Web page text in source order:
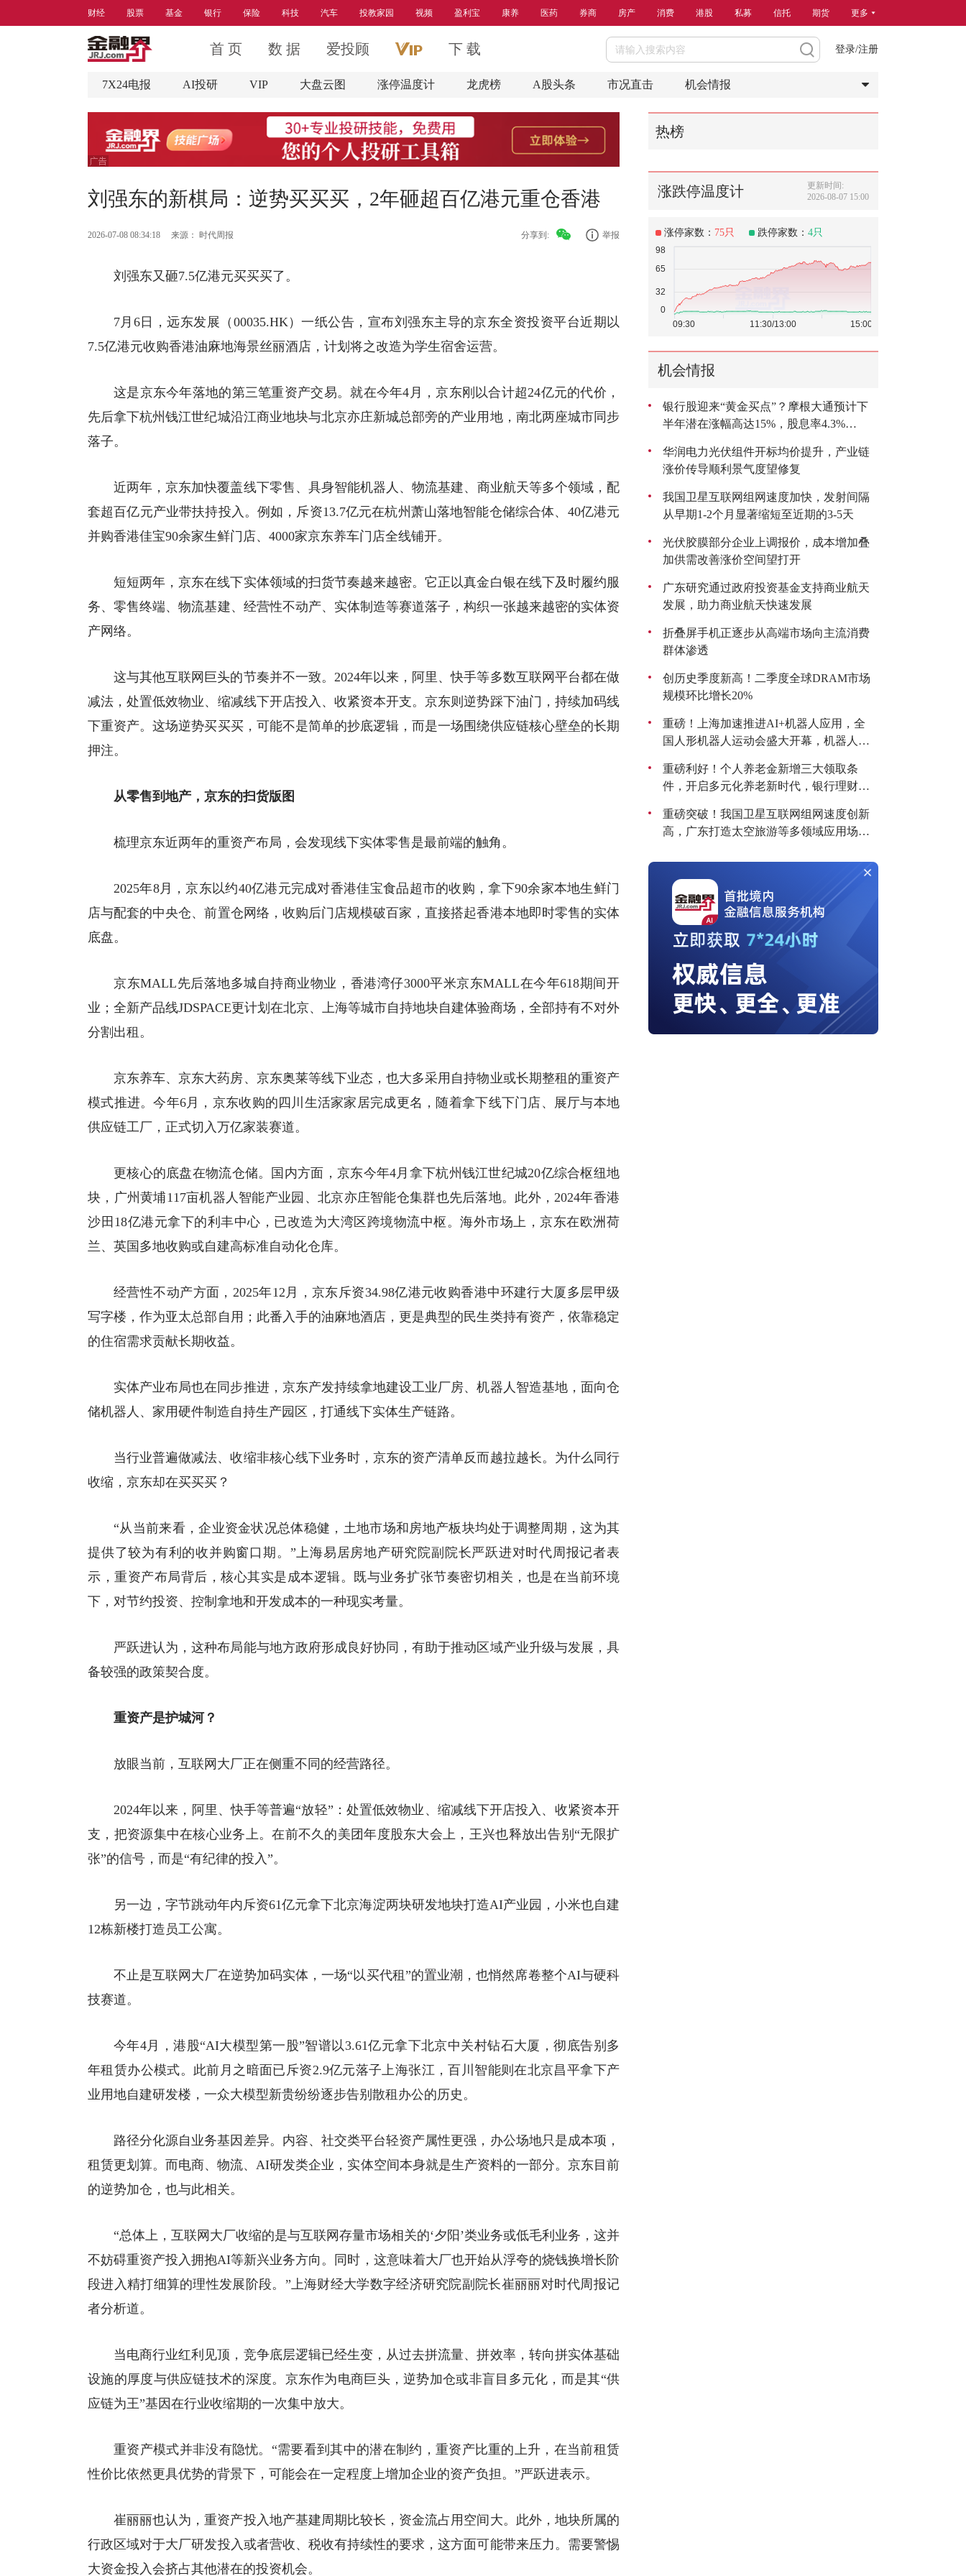
财经 股票 基金 银行 保险 科技 汽车 投教家园 视频 盈利宝 康养 医药 券商 房产 消费 港股 私募 信托 期货 更多
首 页 数 据 爱投顾 下 载 登录/注册
7X24电报 AI投研 VIP 大盘云图 涨停温度计 龙虎榜 A股头条 市况直击 机会情报
刘强东的新棋局：逆势买买买，2年砸超百亿港元重仓香港
2026-07-08 08:34:18 来源： 时代周报 分享到: 举报
刘强东又砸7.5亿港元买买买了。
7月6日，远东发展（00035.HK）一纸公告，宣布刘强东主导的京东全资投资平台近期以
7.5亿港元收购香港油麻地海景丝丽酒店，计划将之改造为学生宿舍运营。
这是京东今年落地的第三笔重资产交易。就在今年4月，京东刚以合计超24亿元的代价，
先后拿下杭州钱江世纪城沿江商业地块与北京亦庄新城总部旁的产业用地，南北两座城市同步
落子。
近两年，京东加快覆盖线下零售、具身智能机器人 、物流基建、 商业航天等多个领域，配
套超百亿元产业带扶持投入。例如，斥资13.7亿元在杭州萧山落地智能仓储综合体、40亿港元
并购香港佳宝90余家生鲜门店、4000家京东养车门店全线铺开。
短短两年，京东在线下实体领域的扫货节奏越来越密。它正以真金白银在线下及时履约服
务、零售终端、物流基建、经营性不动产、实体制造等赛道落子，构织一张越来越密的实体资
产网络。
这与其他互联网巨头的节奏并不一致。2024年以来，阿里、快手等多数互联网平台都在做
减法，处置低效物业、缩减线下开店投入、收紧资本开支。京东则逆势踩下油门，持续加码线
下重资产。这场逆势买买买，可能不是简单的抄底逻辑，而是一场围绕供应链核心壁垒的长期
押注。
从零售到地产，京东的扫货版图
梳理京东近两年的重资产布局，会发现线下实体零售是最前端的触角。
2025年8月，京东以约40亿港元完成对香港佳宝食品超市的收购，拿下90余家本地生鲜门
店与配套的中央仓、前置仓网络，收购后门店规模破百家，直接搭起香港本地即时零售的实体
底盘。
京东MALL先后落地多城自持商业物业，香港湾仔3000平米京东MALL在今年618期间开
业；全新产品线JDSPACE更计划在北京、上海等城市自持地块自建体验商场，全部持有不对外
分割出租。
京东养车、京东大药房、京东奥莱等线下业态，也大多采用自持物业或长期整租的重资产
模式推进。今年6月，京东收购的四川生活家家居完成更名，随着拿下线下门店、展厅与本地
供应链工厂，正式切入万亿家装赛道。
更核心的底盘在物流仓储。国内方面，京东今年4月拿下杭州钱江世纪城20亿综合枢纽地
块，广州黄埔117亩机器人智能产业园、北京亦庄智能仓集群也先后落地。此外，2024年香港
沙田18亿港元拿下的利丰中心，已改造为大湾区 跨境物流中枢。海外市场上，京东在欧洲荷
兰、英国多地收购或自建高标准自动化仓库。
经营性不动产方面，2025年12月，京东斥资34.98亿港元收购香港中环建行大厦多层甲级
写字楼，作为亚太总部自用；此番入手的油麻地酒店，更是典型的民生类持有资产，依靠稳定
的住宿需求贡献长期收益。
实体产业布局也在同步推进，京东产发持续拿地建设工业厂房、机器人智造基地，面向仓
储机器人、家用硬件制造自持生产园区，打通线下实体生产链路。
当行业普遍做减法、收缩非核心线下业务时，京东的资产清单反而越拉越长。为什么同行
收缩，京东却在买买买？
“从当前来看，企业资金状况总体稳健，土地市场和 房地产板块均处于调整周期，这为其
提供了较为有利的收并购窗口期。”上海易居房地产研究院副院长严跃进对时代周报记者表
示，重资产布局背后，核心其实是成本逻辑。既与业务扩张节奏密切相关，也是在当前环境
下，对节约投资、控制拿地和开发成本的一种现实考量。
严跃进认为，这种布局能与地方政府形成良好协同，有助于推动区域产业升级与发展，具
备较强的政策契合度。
重资产是护城河？
放眼当前，互联网大厂正在侧重不同的经营路径。
2024年以来，阿里、快手等普遍“放轻”：处置低效物业、缩减线下开店投入、收紧资本开
支，把资源集中在核心业务上。在前不久的美团年度股东大会上，王兴也释放出告别“无限扩
张”的信号，而是“有纪律的投入”。
另一边，字节跳动年内斥资61亿元拿下北京海淀两块研发地块打造AI产业园，小米也自建
12栋新楼打造员工公寓。
不止是互联网大厂在逆势加码实体，一场“以买代租”的置业潮，也悄然席卷整个AI与硬科
技赛道。
今年4月，港股“AI大模型第一股”智谱以3.61亿元拿下北京中关村钻石大厦，彻底告别多
年租赁办公模式。此前月之暗面已斥资2.9亿元落子上海张江，百川智能则在北京昌平拿下产
业用地自建研发楼，一众大模型新贵纷纷逐步告别散租办公的历史。
路径分化源自业务基因差异。内容、社交类平台轻资产属性更强，办公场地只是成本项，
租赁更划算。而电商、物流、AI研发类企业，实体空间本身就是生产资料的一部分。京东目前
的逆势加仓，也与此相关。
“总体上，互联网大厂收缩的是与互联网存量市场相关的‘夕阳’类业务或低毛利业务，这并
不妨碍重资产投入拥抱AI等新兴业务方向。同时，这意味着大厂也开始从浮夸的烧钱换增长阶
段进入精打细算的理性发展阶段。”上海财经大学数字经济研究院副院长崔丽丽对时代周报记
者分析道。
当电商行业红利见顶，竞争底层逻辑已经生变，从过去拼流量、拼效率，转向拼实体基础
设施的厚度与供应链技术的深度。京东作为电商巨头，逆势加仓或非盲目多元化，而是其“供
应链为王”基因在行业收缩期的一次集中放大。
重资产模式并非没有隐忧。“需要看到其中的潜在制约，重资产比重的上升，在当前租赁
性价比依然更具优势的背景下，可能会在一定程度上增加企业的资产负担。”严跃进表示。
崔丽丽也认为，重资产投入地产基建周期比较长，资金流占用空间大。此外，地块所属的
行政区域对于大厂研发投入或者营收、税收有持续性的要求，这方面可能带来压力。需要警惕
大资金投入会挤占其他潜在的投资机会。
热榜
涨跌停温度计
更新时间:
2026-08-07 15:00
涨停家数： 75只 跌停家数： 4只
机会情报
银行股迎来“黄金买点”？摩根大通预计下
半年潜在涨幅高达15%，股息率4.3%
华润电力光伏组件开标均价提升，产业链
涨价传导顺利景气度望修复
我国卫星互联网组网速度加快，发射间隔
从早期1-2个月显著缩短至近期的3-5天
光伏胶膜部分企业上调报价，成本增加叠
加供需改善涨价空间望打开
广东研究通过政府投资基金支持商业航天
发展，助力商业航天快速发展
折叠屏手机正逐步从高端市场向主流消费
群体渗透
创历史季度新高！二季度全球DRAM市场
规模环比增长20%
重磅！上海加速推进AI+机器人应用，全
国人形机器人运动会盛大开幕，机器人板
重磅利好！个人养老金新增三大领取条
件，开启多元化养老新时代，银行理财产
重磅突破！我国卫星互联网组网速度创新
高，广东打造太空旅游等多领域应用场